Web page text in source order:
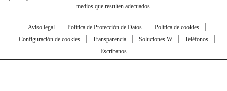
medios que resulten adecuados.
Aviso legal Política de Protección de Datos
Política de cookies
Configuración de cookies
Transparencia Soluciones W
Teléfonos
Escríbanos